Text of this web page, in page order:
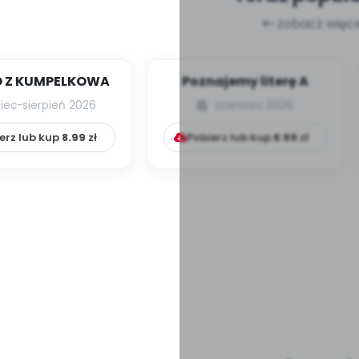
zobacz
Z KUMPELKOWA
sierpień 2026
lub kup 8.99 zł
Poznajemy literę A
Pobierz lub kup8.99zł